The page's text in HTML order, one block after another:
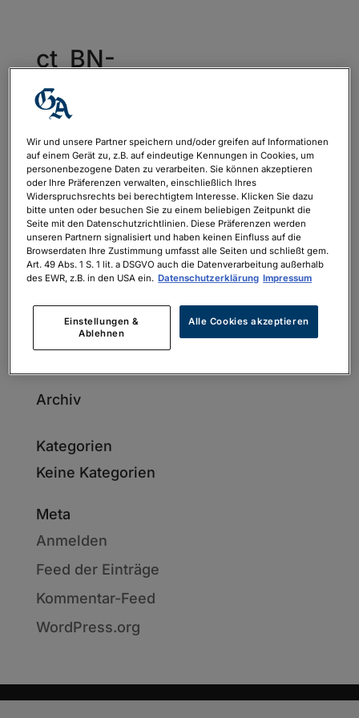
ct_BN-
GA_AZ_480x325_2024-
03_DRUCK-
ISOnewspaper
vonphilipp.neubauer|Feb. 27, 2024
ct_BN-GA_AZ_480x325_2024-
03_DRUCK-ISOnewspaper
Neueste Kommentare
Archiv
Kategorien
Keine Kategorien
Meta
Anmelden
Feed der Einträge
Kommentar-Feed
WordPress.org
Wir und unsere Partner speichern und/oder greifen auf Informationen
auf einem Gerät zu, z.B. auf eindeutige Kennungen in Cookies, um
personenbezogene Daten zu verarbeiten. Sie können akzeptieren
oder Ihre Präferenzen verwalten, einschließlich Ihres
Widerspruchsrechts bei berechtigtem Interesse. Klicken Sie dazu
bitte unten oder besuchen Sie zu einem beliebigen Zeitpunkt die
Seite mit den Datenschutzrichtlinien. Diese Präferenzen werden
unseren Partnern signalisiert und haben keinen Einfluss auf die
Browserdaten Ihre Zustimmung umfasst alle Seiten und schließt gem.
Art. 49 Abs. 1 S. 1 lit. a DSGVO auch die Datenverarbeitung außerhalb
des EWR, z.B. in den USA ein. Datenschutzerklärung Impressum
Einstellungen &
Ablehnen
Alle Cookies akzeptieren